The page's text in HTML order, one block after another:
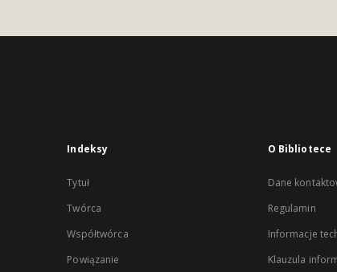
Indeksy
Tytuł
Twórca
Współtwórca
Powiązanie
O Bibliotece
Dane
Regulamin
Informacje
Klauzula